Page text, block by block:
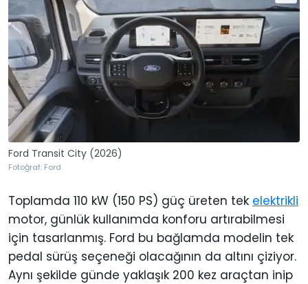
Ford Transit City (2026)
Fotoğraf: Ford
Toplamda 110 kW (150 PS) güç üreten tek elektrikli
motor, günlük kullanımda konforu artırabilmesi
için tasarlanmış. Ford bu bağlamda modelin tek
pedal sürüş seçeneği olacağının da altını çiziyor.
Aynı şekilde günde yaklaşık 200 kez araçtan inip